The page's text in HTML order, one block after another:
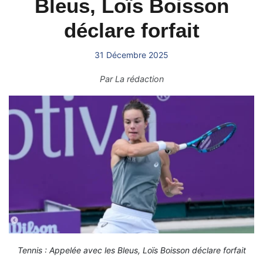
Bleus, Loïs Boisson
déclare forfait
31 Décembre 2025
ParLa rédaction
Tennis : Appelée avec les Bleus, Loïs Boisson déclare forfait